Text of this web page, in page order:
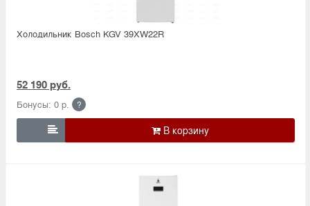
Холодильник Bosсh KGV 39XW22R
52 190 руб.
Бонусы: 0 р. ?
